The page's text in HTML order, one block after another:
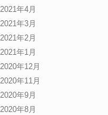
2021年4月
2021年3月
2021年2月
2021年1月
2020年12月
2020年11月
2020年9月
2020年8月